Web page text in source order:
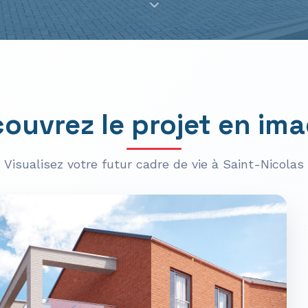
le projet en
Visualisez votre futur cadre de vie à Saint-Nicolas